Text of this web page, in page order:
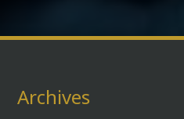
Archives